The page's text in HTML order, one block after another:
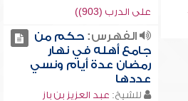
على الدرب (903))
الفهرس:حكم من
جامع أهله في نهار
رمضان عدة أيام ونسي
عددها
للشيخ: عبد العزيز بن باز